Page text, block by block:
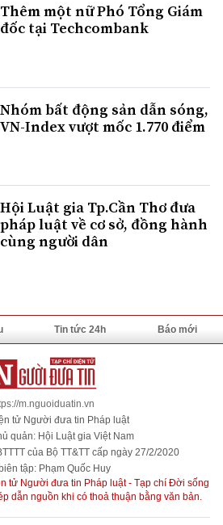
Thêm một nữ Phó Tổng Giám
đốc tại Techcombank
Nhóm bất động sản dẫn sóng,
VN-Index vượt mốc 1.770 điểm
Hội Luật gia Tp.Cần Thơ đưa
pháp luật về cơ sở, đồng hành
cùng người dân
Tin tức 24h Báo mới
m.nguoiduatin.vn
tử Người đưa tin Pháp luật
quản: Hội Luật gia Việt Nam
của Bộ TT&TT cấp ngày 27/2/2020
tập: Phạm Quốc Huy
tử Người đưa tin Pháp luật - Tạp chí Đời sống
dẫn nguồn khi có thoả thuận bằng văn bản.